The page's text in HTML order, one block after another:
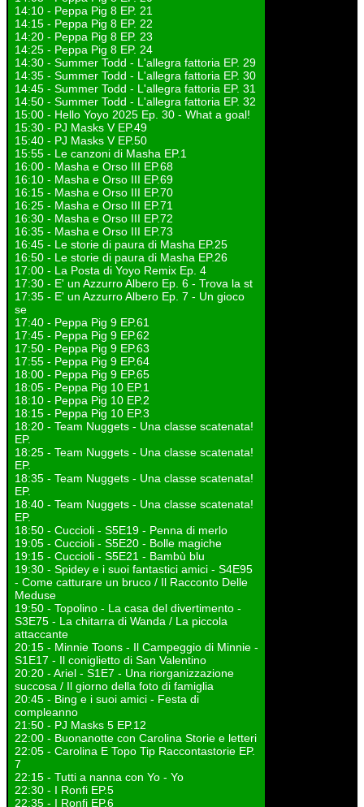
14:10 - Peppa Pig 8 EP. 21
14:15 - Peppa Pig 8 EP. 22
14:20 - Peppa Pig 8 EP. 23
14:25 - Peppa Pig 8 EP. 24
14:30 - Summer Todd - L'allegra fattoria EP. 29
14:35 - Summer Todd - L'allegra fattoria EP. 30
14:45 - Summer Todd - L'allegra fattoria EP. 31
14:50 - Summer Todd - L'allegra fattoria EP. 32
15:00 - Hello Yoyo 2025 Ep. 30 - What a goal!
15:30 - PJ Masks V EP.49
15:40 - PJ Masks V EP.50
15:55 - Le canzoni di Masha EP.1
16:00 - Masha e Orso III EP.68
16:10 - Masha e Orso III EP.69
16:15 - Masha e Orso III EP.70
16:25 - Masha e Orso III EP.71
16:30 - Masha e Orso III EP.72
16:35 - Masha e Orso III EP.73
16:45 - Le storie di paura di Masha EP.25
16:50 - Le storie di paura di Masha EP.26
17:00 - La Posta di Yoyo Remix Ep. 4
17:30 - E' un Azzurro Albero Ep. 6 - Trova la st
17:35 - E' un Azzurro Albero Ep. 7 - Un gioco
se
17:40 - Peppa Pig 9 EP.61
17:45 - Peppa Pig 9 EP.62
17:50 - Peppa Pig 9 EP.63
17:55 - Peppa Pig 9 EP.64
18:00 - Peppa Pig 9 EP.65
18:05 - Peppa Pig 10 EP.1
18:10 - Peppa Pig 10 EP.2
18:15 - Peppa Pig 10 EP.3
18:20 - Team Nuggets - Una classe scatenata!
EP.
18:25 - Team Nuggets - Una classe scatenata!
EP.
18:35 - Team Nuggets - Una classe scatenata!
EP.
18:40 - Team Nuggets - Una classe scatenata!
EP.
18:50 - Cuccioli - S5E19 - Penna di merlo
19:05 - Cuccioli - S5E20 - Bolle magiche
19:15 - Cuccioli - S5E21 - Bambù blu
19:30 - Spidey e i suoi fantastici amici - S4E95
- Come catturare un bruco / Il Racconto Delle
Meduse
19:50 - Topolino - La casa del divertimento -
S3E75 - La chitarra di Wanda / La piccola
attaccante
20:15 - Minnie Toons - Il Campeggio di Minnie -
S1E17 - Il coniglietto di San Valentino
20:20 - Ariel - S1E7 - Una riorganizzazione
succosa / Il giorno della foto di famiglia
20:45 - Bing e i suoi amici - Festa di
compleanno
21:50 - PJ Masks 5 EP.12
22:00 - Buonanotte con Carolina Storie e letteri
22:05 - Carolina E Topo Tip Raccontastorie EP.
7
22:15 - Tutti a nanna con Yo - Yo
22:30 - I Ronfi EP.5
22:35 - I Ronfi EP.6